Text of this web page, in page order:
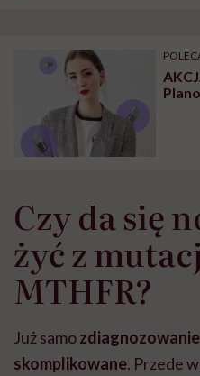
Czy da się
żyć z
MTHFR?
Już samo
skomplikowane. Przede